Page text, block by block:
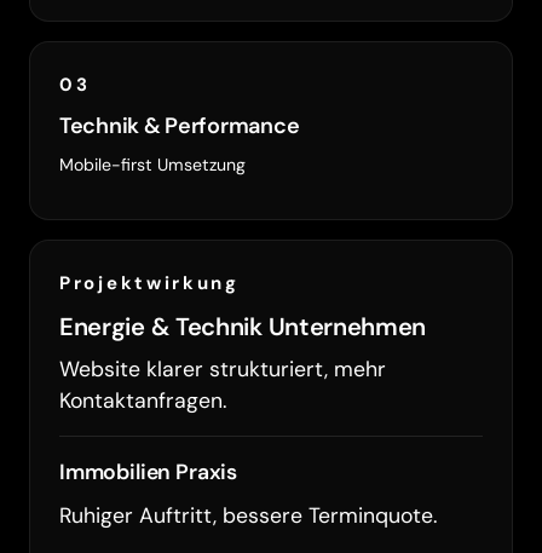
03
Technik & Performance
Mobile-first Umsetzung
Projektwirkung
Energie & Technik Unternehmen
Website klarer strukturiert, mehr
Kontaktanfragen.
Immobilien Praxis
Ruhiger Auftritt, bessere Terminquote.